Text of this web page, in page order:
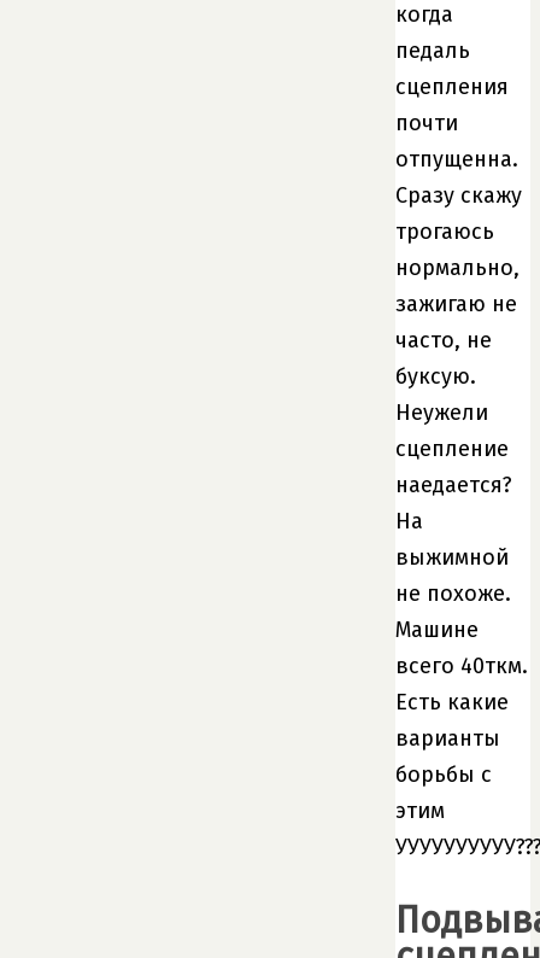
когда
педаль
сцепления
почти
отпущенна.
Сразу скажу
трогаюсь
нормально,
зажигаю не
часто, не
буксую.
Неужели
сцепление
наедается?
На
выжимной
не похоже.
Машине
всего 40ткм.
Есть какие
варианты
борьбы с
этим